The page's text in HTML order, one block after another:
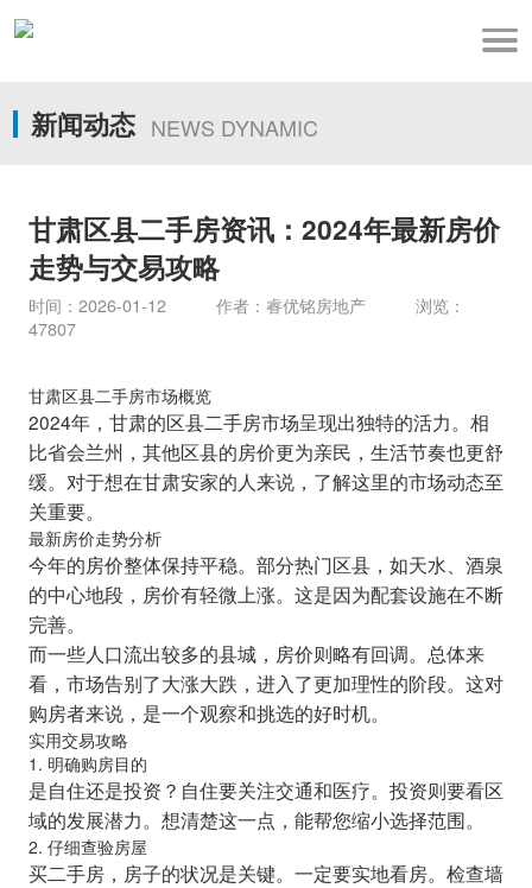
新闻动态 NEWS DYNAMIC
甘肃区县二手房资讯：2024年最新房价
走势与交易攻略
时间：2026-01-12 作者：睿优铭房地产 浏览：
47807
甘肃区县二手房市场概览
2024年，甘肃的区县二手房市场呈现出独特的活力。相
比省会兰州，其他区县的房价更为亲民，生活节奏也更舒
缓。对于想在甘肃安家的人来说，了解这里的市场动态至
关重要。
最新房价走势分析
今年的房价整体保持平稳。部分热门区县，如天水、酒泉
的中心地段，房价有轻微上涨。这是因为配套设施在不断
完善。
而一些人口流出较多的县城，房价则略有回调。总体来
看，市场告别了大涨大跌，进入了更加理性的阶段。这对
购房者来说，是一个观察和挑选的好时机。
实用交易攻略
1. 明确购房目的
是自住还是投资？自住要关注交通和医疗。投资则要看区
域的发展潜力。想清楚这一点，能帮您缩小选择范围。
2. 仔细查验房屋
买二手房，房子的状况是关键。一定要实地看房。检查墙